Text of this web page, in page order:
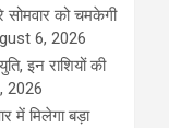
को चमकेगी
6, 2026
इन राशियों की
2026
में मिलेगा बड़ा